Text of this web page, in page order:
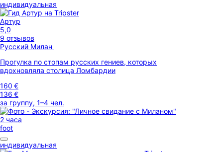
индивидуальная
Артур
5,0
9 отзывов
Русский Милан
Прогулка по стопам русских гениев, которых
вдохновляла столица Ломбардии
160 €
136 €
за группу, 1–4 чел.
2 часа
foot
индивидуальная